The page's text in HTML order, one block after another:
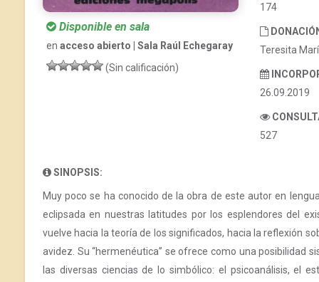
Disponible en sala
en acceso abierto | Sala Raúl Echegaray
(Sin calificación)
174
Teresita
26.09.2019
527
SINOPSIS:
Muy poco se ha conocido de la obra de este autor en
eclipsada en nuestras latitudes por los esplendores del
vuelve hacia la teoría de los significados, hacia la reflexión
avidez. Su “hermenéutica” se ofrece como una posibilidad
las diversas ciencias de lo simbólico: el psicoanálisis, el